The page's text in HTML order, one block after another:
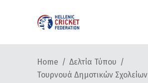
Home
Δελτία Τύπου
Τουρνουά Δημοτικών Σχολείων